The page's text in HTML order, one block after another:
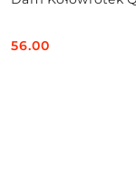
Cena:
56.00